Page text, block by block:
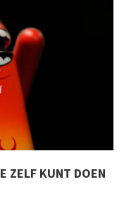
ZELF KUNT DOEN